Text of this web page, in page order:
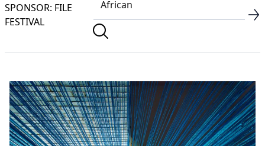
SPONSOR: FILE
FESTIVAL